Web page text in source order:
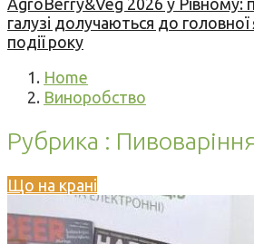
AgroBerry&Veg 2026 у Рівному:
галузі долучаються до головної
події року
Home
Виноробство
Рубрика :
Що на крані